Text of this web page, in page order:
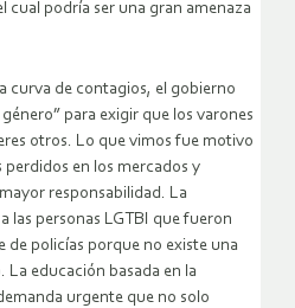
cual podría ser una gran amenaza
curva de contagios, el gobierno
para exigir que los varones
otros. Lo que vimos fue motivo
perdidos en los mercados y
responsabilidad. La
las personas LGTBI que fueron
de policías porque no existe una
La educación basada en la
urgente que no solo